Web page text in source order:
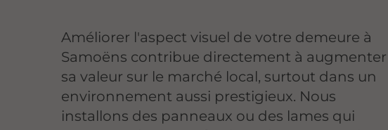
Améliorer l'aspect visuel de votre demeure à
Samoëns contribue directement à augmenter
sa valeur sur le marché local, surtout dans un
environnement aussi prestigieux. Nous
installons des panneaux ou des lames qui